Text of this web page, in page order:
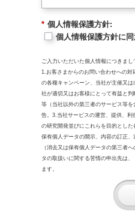
* 個人情報保護方針:
個人情報保護方針に
ご入力いただいた個人情報につきま
1.お客さまからのお問い合わせへの
の各種キャンペーン、当社が主催又
社が適切又はお客様にとって有益と
等（当社以外の第三者のサービス等
告。3.当社サービスの運営、提供、利
の研究開発並びにこれらを目的とした
保有個人データの開示、内容の訂正
（消去又は保有個人データの第三者
タの取扱いに関する苦情の申出先は、
ます。